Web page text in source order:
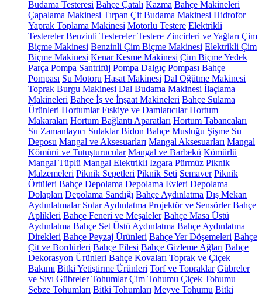
Budama Testeresi Bahçe Çatalı Kazma Bahçe Makineleri
Çapalama Makinesi Tırpan Çit Budama Makinesi Hidrofor
Yaprak Toplama Makinesi Motorlu Testere Elektrikli
Testereler Benzinli Testereler Testere Zincirleri ve Yağları Çim
Biçme Makinesi Benzinli Çim Biçme Makinesi Elektrikli Çim
Biçme Makinesi Kenar Kesme Makinesi Çim Biçme Yedek
Parça Pompa Santrifüj Pompa Dalgıç Pompası Bahçe
Pompası Su Motoru Hasat Makinesi Dal Öğütme Makinesi
Toprak Burgu Makinesi Dal Budama Makinesi İlaçlama
Makineleri Bahçe İş ve İnşaat Makineleri Bahçe Sulama
Ürünleri Hortumlar Fıskiye ve Damlatıcılar Hortum
Makaraları Hortum Bağlantı Aparatları Hortum Tabancaları
Su Zamanlayıcı Sulaklar Bidon Bahçe Musluğu Şişme Su
Deposu Mangal ve Aksesuarları Mangal Aksesuarları Mangal
Kömürü ve Tutuşturucular Mangal ve Barbekü Kömürlü
Mangal Tüplü Mangal Elektrikli Izgara Pürmüz Piknik
Malzemeleri Piknik Sepetleri Piknik Seti Semaver Piknik
Örtüleri Bahçe Depolama Depolama Evleri Depolama
Dolapları Depolama Sandığı Bahçe Aydınlatma Dış Mekan
Aydınlatmalar Solar Aydınlatma Projektör ve Sensörler Bahçe
Aplikleri Bahçe Feneri ve Meşaleler Bahçe Masa Üstü
Aydınlatma Bahçe Set Üstü Aydınlatma Bahçe Aydınlatma
Direkleri Bahçe Peyzaj Ürünleri Bahçe Yer Döşemeleri Bahçe
Çit ve Bordürleri Bahçe Filesi Bahçe Gizleme Ağları Bahçe
Dekorasyon Ürünleri Bahçe Kovaları Toprak ve Çiçek
Bakımı Bitki Yetiştirme Ürünleri Torf ve Topraklar Gübreler
ve Sıvı Gübreler Tohumlar Çim Tohumu Çiçek Tohumu
Sebze Tohumları Bitki Tohumları Meyve Tohumu Bitki